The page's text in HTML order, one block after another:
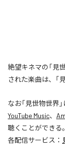
絶望キネマの「見
された楽曲は、「
なお「見世物世界
YouTube Music、
聴くことができる。
各配信サービス：